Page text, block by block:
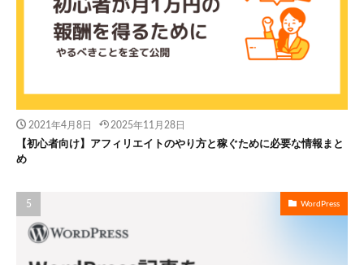
2021年4月8日 2025年11月28日
【初心者向け】アフィリエイトのやり方と稼ぐために必要な情報まと
め
WordPress